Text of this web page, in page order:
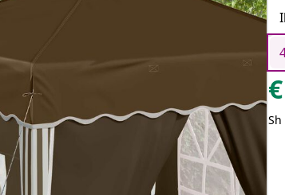
€
Sh